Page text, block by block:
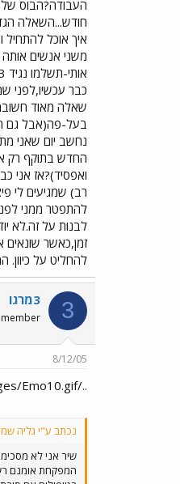
יחידה שנפגעת
כימיה, הרי שיש
שגורמים לך
ממליצה לציין
כסף וכי פיטוריך
העבודה?הבוס
חודש...השאלה
איך אוכל להתחיל
משני אנשים
כבר עכשיו,לפני
שאלה מאוד
בעל-פה(אבל גם
נחשב יום שאני
החדש בתוקף רק
ואפסיד)?אז אני
לבנות על זה.לא
זמן,כאשר שונאים
להחליט על כיוון.
3 3מרגו
8/12/05
../images/Emo10.gifועוד סיפרו לי עכשיו שבכלל לא
נכתב ע"י גליה
שיר אני לא
המפקחת אומנם